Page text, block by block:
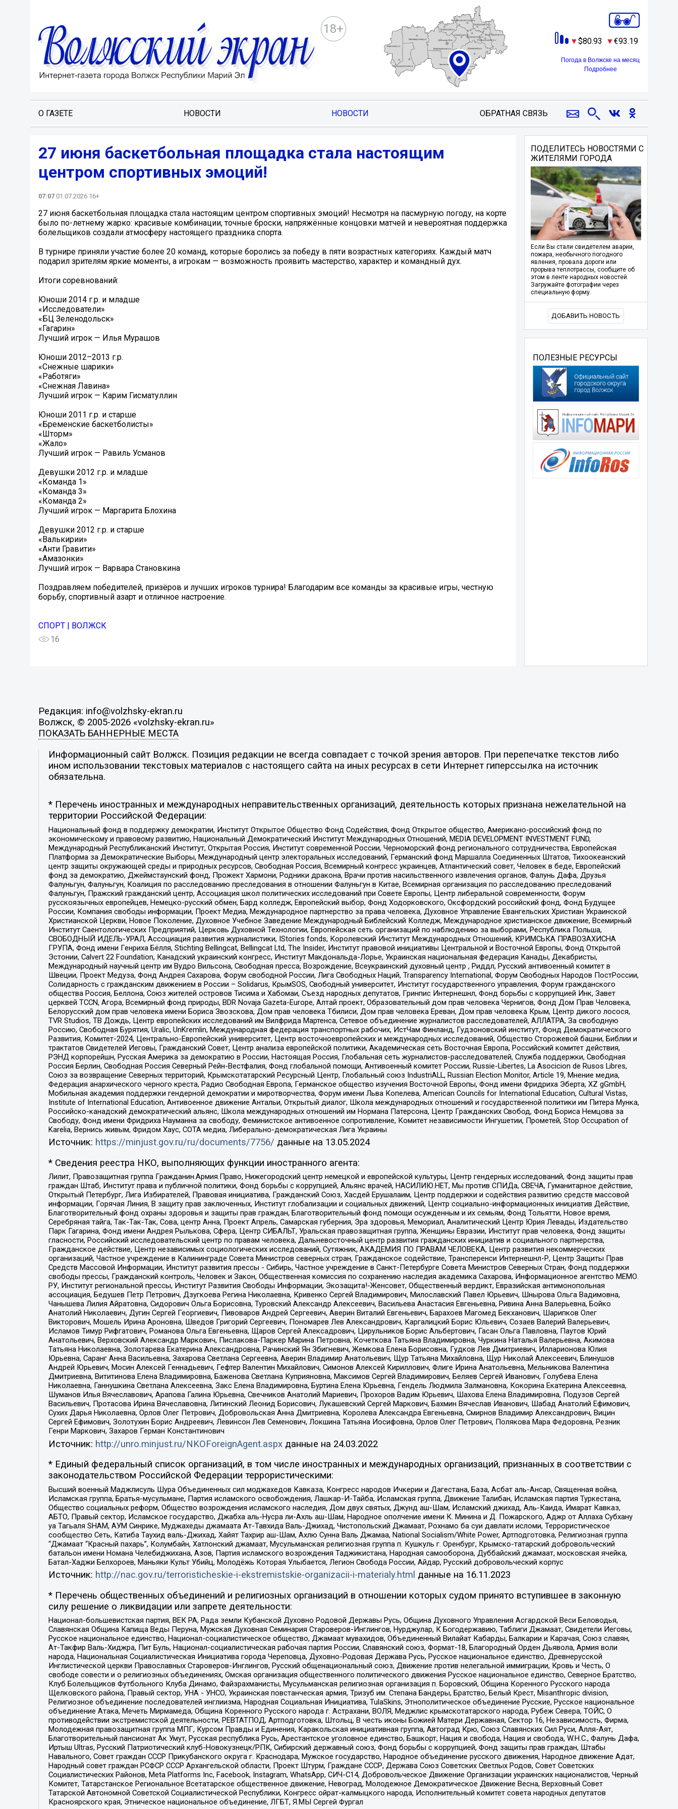
18+
80.93 93.19
Погода в Волжске на месяц
Подробнее
О ГАЗЕТЕ НОВОСТИ НОВОСТИ ОБРАТНАЯ СВЯЗЬ
27 июня баскетбольная площадка стала настоящим
центром спортивных эмоций!
07:07 01.07.2026 16+
27 июня баскетбольная площадка стала настоящим центром спортивных эмоций! Несмотря на пасмурную погоду, на корте
было по-летнему жарко: красивые комбинации, точные броски, напряжённые концовки матчей и невероятная поддержка
болельщиков создали атмосферу настоящего праздника спорта.
В турнире приняли участие более 20 команд, которые боролись за победу в пяти возрастных категориях. Каждый матч
подарил зрителям яркие моменты, а игрокам — возможность проявить мастерство, характер и командный дух.
Итоги соревнований:
Юноши 2014 г.р. и младше
«Исследователи»
«БЦ Зеленодольск»
«Гагарин»
Лучший игрок — Илья Мурашов
Юноши 2012–2013 г.р.
«Снежные шарики»
«Работяги»
«Снежная Лавина»
Лучший игрок — Карим Гисматуллин
Юноши 2011 г.р. и старше
«Бременские баскетболисты»
«Шторм»
«Жало»
Лучший игрок — Равиль Усманов
Девушки 2012 г.р. и младше
«Команда 1»
«Команда 3»
«Команда 2»
Лучший игрок — Маргарита Блохина
Девушки 2012 г.р. и старше
«Валькирии»
«Анти Гравити»
«Амазонки»
Лучший игрок — Варвара Становкина
Поздравляем победителей, призёров и лучших игроков турнира! Благодарим все команды за красивые игры, честную
борьбу, спортивный азарт и отличное настроение.
СПОРТ | ВОЛЖСК
16
ПОДЕЛИТЕСЬ НОВОСТЯМИ С
ЖИТЕЛЯМИ ГОРОДА
Если Вы стали свидетелем аварии,
пожара, необычного погодного
явления, провала дороги или
прорыва теплотрассы, сообщите об
этом в ленте народных новостей.
Загружайте фотографии через
специальную форму.
ДОБАВИТЬ НОВОСТЬ
ПОЛЕЗНЫЕ РЕСУРСЫ
Редакция: info@volzhsky-ekran.ru
Волжск, © 2005-2026 «volzhsky-ekran.ru»
ПОКАЗАТЬ БАННЕРНЫЕ МЕСТА
Информационный сайт Волжск. Позиция редакции не всегда совпадает с точкой зрения авторов. При перепечатке текстов либо
ином использовании текстовых материалов с настоящего сайта на иных ресурсах в сети Интернет гиперссылка на источник
обязательна.
* Перечень иностранных и международных неправительственных организаций, деятельность которых признана нежелательной на
территории Российской Федерации:
Национальный фонд в поддержку демократии, Институт Открытое Общество Фонд Содействия, Фонд Открытое общество, Американо-российский фонд по
экономическому и правовому развитию, Национальный Демократический Институт Международных Отношений, MEDIA DEVELOPMENT INVESTMENT FUND,
Международный Республиканский Институт, Открытая Россия, Институт современной России, Черноморский фонд регионального сотрудничества, Европейская
Платформа за Демократические Выборы, Международный центр электоральных исследований, Германский фонд Маршалла Соединенных Штатов, Тихоокеанский
центр защиты окружающей среды и природных ресурсов, Свободная Россия, Всемирный конгресс украинцев, Атлантический совет, Человек в беде, Европейский
фонд за демократию, Джеймстаунский фонд, Прожект Хармони, Родники дракона, Врачи против насильственного извлечения органов, Фалунь Дафа, Друзья
Фалуньгун, Фалуньгун, Коалиция по расследованию преследования в отношении Фалуньгун в Китае, Всемирная организация по расследованию преследований
Фалуньгун, Пражский гражданский центр, Ассоциация школ политических исследований при Совете Европы, Центр либеральной современности, Форум
русскоязычных европейцев, Немецко-русский обмен, Бард колледж, Европейский выбор, Фонд Ходорковского, Оксфордский российский фонд, Фонд Будущее
России, Компания свободы информации, Проект Медиа, Международное партнерство за права человека, Духовное Управление Евангельских Христиан Украинской
Христианской Церкви, Новое Поколение, Духовное Учебное Заведение Международный Библейский Колледж, Международное христианское движение, Всемирный
Институт Саентологических Предприятий, Церковь Духовной Технологии, Европейская сеть организаций по наблюдению за выборами, Республика Польша,
СВОБОДНЫЙ ИДЕЛЬ-УРАЛ, Ассоциация развития журналистики, IStories fonds, Королевский Институт Международных Отношений, КРИМСЬКА ПРАВОЗАХИСНА
ГРУПА, Фонд имени Генриха Бёлля, Stichting Bellingcat, Bellingcat Ltd, The Insider, Институт правовой инициативы Центральной и Восточной Европы, Фонд Открытой
Эстонии, Calvert 22 Foundation, Канадский украинский конгресс, Институт Макдональда-Лорье, Украинская национальная федерация Канады, Декабристы,
Международный научный центр им Вудро Вильсона, Свободная пресса, Возрождение, Всеукраинский духовный центр , Риддл, Русский антивоенный комитет в
Швеции, Проект Медуза, Фонд Андрея Сахарова, Форум свободной России, Лига Свободных Наций, Transparеncy International, Форум Свободных Народов ПостРоссии,
Солидарность с гражданским движением в России – Solidarus, КрымSOS, Свободный университет, Институт государственного управления, Форум гражданского
общества Россия, Беллона, Союз жителей островов Тисима и Хабомаи, Съезд народных депутатов, Гринпис Интернешнл, Фонд борьбы с коррупцией Инк, Завет
церквей TCCN, Агора, Всемирный фонд природы, BDR Novaja Gazeta-Europe, Алтай проект, Образовательный дом прав человека Чернигов, Фонд Дом Прав Человека,
Белорусский дом прав человека имени Бориса Звозскова, Дом прав человека Тбилиси, Дом прав человека Ереван, Дом прав человека Крым, Центр дикого лосося,
TVR Studios, ТВ Дождь, Центр европейских исследований им Вилфрида Мартенса, Сетевое объединение журналистов расследователей, АЛЛАТРА, За свободную
Россию, Свободная Бурятия, Uralic, UnKremlin, Международная федерация транспортных рабочих, ИстЧам Финланд, Гудзоновский институт, Фонд Демократического
Развития, Комитет-2024, Центрально-Европейский университет, Центр восточноевропейских и международных исследований, Общество Сторожевой башни, Библии и
трактатов Свидетелей Иеговы, Гражданский Совет, Центр анализа европейской политики, Академическая сеть Восточная Европа, Российский комитет действия,
РЭНД корпорейшн, Русская Америка за демократию в России, Настоящая Россия, Глобальная сеть журналистов-расследователей, Служба поддержки, Свободная
Россия Берлин, Свободная Россия Северный Рейн-Вестфалия, Фонд глобальной помощи, Антивоенный комитет России, Russie-Libertes, La Asocicion de Rusos Libres,
Союз за возвращение Северных территорий, Крымскотатарский Ресурсный Центр, Глобальный союз IndustriALL, Russian Election Monitor, Article 19, Мнение медиа,
Федерация анархического черного креста, Радио Свободная Европа, Германское общество изучения Восточной Европы, Фонд имени Фридриха Эберта, XZ gGmbH,
Мобильная академия поддержки гендерной демократии и миротворчества, Форум имени Льва Копелева, American Councils for International Education, Cultural Vistas,
Institute of International Education, Антивоенное движение Антальи, Открытый диалог, Школа международных отношений и государственной политики им Питера Мунка,
Российско-канадский демократический альянс, Школа международных отношений им Нормана Патерсона, Центр Гражданских Свобод, Фонд Бориса Немцова за
Свободу, Фонд имени Фридриха Науманна за свободу, Феминистское антивоенное сопротивление, Комитет независимости Ингушетии, Прометей, Stop Occupation of
Karelia, Вернись живым, Фридом Хаус, СОТА медиа, Либерально-демократическая Лига Украины
Источник: https://minjust.gov.ru/ru/documents/7756/ данные на 13.05.2024
* Сведения реестра НКО, выполняющих функции иностранного агента:
Лилит, Правозащитная группа Гражданин.Армия.Право, Нижегородский центр немецкой и европейской культуры, Центр гендерных исследований, Фонд защиты прав
граждан Штаб, Институт права и публичной политики, Фонд борьбы с коррупцией, Альянс врачей, НАСИЛИЮ.НЕТ, Мы против СПИДа, СВЕЧА, Гуманитарное действие,
Открытый Петербург, Лига Избирателей, Правовая инициатива, Гражданский Союз, Хасдей Ерушалаим, Центр поддержки и содействия развитию средств массовой
информации, Горячая Линия, В защиту прав заключенных, Институт глобализации и социальных движений, Центр социально-информационных инициатив Действие,
Благотворительный фонд охраны здоровья и защиты прав граждан, Благотворительный фонд помощи осужденным и их семьям, Фонд Тольятти, Новое время,
Серебряная тайга, Так-Так-Так, Сова, центр Анна, Проект Апрель, Самарская губерния, Эра здоровья, Мемориал, Аналитический Центр Юрия Левады, Издательство
Парк Гагарина, Фонд имени Андрея Рылькова, Сфера, Центр СИБАЛЬТ, Уральская правозащитная группа, Женщины Евразии, Институт прав человека, Фонд защиты
гласности, Российский исследовательский центр по правам человека, Дальневосточный центр развития гражданских инициатив и социального партнерства,
Гражданское действие, Центр независимых социологических исследований, Сутяжник, АКАДЕМИЯ ПО ПРАВАМ ЧЕЛОВЕКА, Центр развития некоммерческих
организаций, Частное учреждение в Калининграде Совета Министров северных стран, Гражданское содействие, Трансперенси Интернешнл-Р, Центр Защиты Прав
Средств Массовой Информации, Институт развития прессы - Сибирь, Частное учреждение в Санкт-Петербурге Совета Министров Северных Стран, Фонд поддержки
свободы прессы, Гражданский контроль, Человек и Закон, Общественная комиссия по сохранению наследия академика Сахарова, Информационное агентство МЕМО.
РУ, Институт региональной прессы, Институт Развития Свободы Информации, Экозащита!-Женсовет, Общественный вердикт, Евразийская антимонопольная
ассоциация, Бедушев Петр Петрович, Дзугкоева Регина Николаевна, Кривенко Сергей Владимирович, Милославский Павел Юрьевич, Шнырова Ольга Вадимовна,
Чанышева Лилия Айратовна, Сидорович Ольга Борисовна, Туровский Александр Алексеевич, Васильева Анастасия Евгеньевна, Ривина Анна Валерьевна, Бойко
Анатолий Николаевич, Дугин Сергей Георгиевич, Пивоваров Андрей Сергеевич, Аверин Виталий Евгеньевич, Барахоев Магомед Бекханович, Шарипков Олег
Викторович, Мошель Ирина Ароновна, Шведов Григорий Сергеевич, Пономарев Лев Александрович, Каргалицкий Борис Юльевич, Созаев Валерий Валерьевич,
Исламов Тимур Рифгатович, Романова Ольга Евгеньевна, Щаров Сергей Алексадрович, Цирульников Борис Альбертович, Гасан Ольга Павловна, Паутов Юрий
Анатольевич, Верховский Александр Маркович, Пислакова-Паркер Марина Петровна, Кочеткова Татьяна Владимировна, Чуркина Наталья Валерьевна, Акимова
Татьяна Николаевна, Золотарева Екатерина Александровна, Рачинский Ян Збигневич, Жемкова Елена Борисовна, Гудков Лев Дмитриевич, Илларионова Юлия
Юрьевна, Саранг Анна Васильевна, Захарова Светлана Сергеевна, Аверин Владимир Анатольевич, Щур Татьяна Михайловна, Щур Николай Алексеевич, Блинушов
Андрей Юрьевич, Мосин Алексей Геннадьевич, Гефтер Валентин Михайлович, Симонов Алексей Кириллович, Флиге Ирина Анатольевна, Мельникова Валентина
Дмитриевна, Вититинова Елена Владимировна, Баженова Светлана Куприяновна, Максимов Сергей Владимирович, Беляев Сергей Иванович, Голубева Елена
Николаевна, Ганнушкина Светлана Алексеевна, Закс Елена Владимировна, Буртина Елена Юрьевна, Гендель Людмила Залмановна, Кокорина Екатерина Алексеевна,
Шуманов Илья Вячеславович, Арапова Галина Юрьевна, Свечников Анатолий Мариевич, Прохоров Вадим Юрьевич, Шахова Елена Владимировна, Подузов Сергей
Васильевич, Протасова Ирина Вячеславовна, Литинский Леонид Борисович, Лукашевский Сергей Маркович, Бахмин Вячеслав Иванович, Шабад Анатолий Ефимович,
Сухих Дарья Николаевна, Орлов Олег Петрович, Добровольская Анна Дмитриевна, Королева Александра Евгеньевна, Смирнов Владимир Александрович, Вицин
Сергей Ефимович, Золотухин Борис Андреевич, Левинсон Лев Семенович, Локшина Татьяна Иосифовна, Орлов Олег Петрович, Полякова Мара Федоровна, Резник
Генри Маркович, Захаров Герман Константинович
Источник: http://unro.minjust.ru/NKOForeignAgent.aspxданные на 24.03.2022
* Единый федеральный список организаций, в том числе иностранных и международных организаций, признанных в соответствии с
законодательством Российской Федерации террористическими:
Высший военный Маджлисуль Шура Объединенных сил моджахедов Кавказа, Конгресс народов Ичкерии и Дагестана, База, Асбат аль-Ансар, Священная война,
Исламская группа, Братья-мусульмане, Партия исламского освобождения, Лашкар-И-Тайба, Исламская группа, Движение Талибан, Исламская партия Туркестана,
Общество социальных реформ, Общество возрождения исламского наследия, Дом двух святых, Джунд аш-Шам, Исламский джихад, Аль-Каида, Имарат Кавказ,
АБТО, Правый сектор, Исламское государство, Джабха аль-Нусра ли-Ахль аш-Шам, Народное ополчение имени К. Минина и Д. Пожарского, Аджр от Аллаха Субхану
уа Тагьаля SHAM, АУМ Синрике, Муджахеды джамаата Ат-Тавхида Валь-Джихад, Чистопольский Джамаат, Рохнамо ба суи давлати исломи, Террористическое
сообщество Сеть, Катиба Таухид валь-Джихад, Хайят Тахрир аш-Шам, Ахлю Сунна Валь Джамаа, National Socialism/White Power, Артподготовка, Религиозная группа
“Джамаат “Красный пахарь”, Колумбайн, Хатлонский джамаат, Мусульманская религиозная группа п. Кушкуль г. Оренбург, Крымско-татарский добровольческий
батальон имени Номана Челебиджихана, Азов, Партия исламского возрождения Таджикистана, Народная самооборона, Дуббайский джамаат, московская ячейка,
Батал-Хаджи Белхороев, Маньяки Культ Убийц, Молодёжь Которая Улыбается, Легион Свобода России, Айдар, Русский добровольческий корпус
Источник: http://nac.gov.ru/terroristicheskie-i-ekstremistskie-organizacii-i-materialy.html данные на 16.11.2023
* Перечень общественных объединений и религиозных организаций в отношении которых судом принято вступившее в законную
силу решение о ликвидации или запрете деятельности:
Национал-большевистская партия, ВЕК РА, Рада земли Кубанской Духовно Родовой Державы Русь, Община Духовного Управления Асгардской Веси Беловодья,
Славянская Община Капища Веды Перуна, Мужская Духовная Семинария Староверов-Инглингов, Нурджулар, К Богодержавию, Таблиги Джамаат, Свидетели Иеговы,
Русское национальное единство, Национал-социалистическое общество, Джамаат мувахидов, Объединенный Вилайат Кабарды, Балкарии и Карачая, Союз славян,
Ат-Такфир Валь-Хиджра, Пит Буль, Национал-социалистическая рабочая партия России, Славянский союз, Формат-18, Благородный Орден Дьявола, Армия воли
народа, Национальная Социалистическая Инициатива города Череповца, Духовно-Родовая Держава Русь, Русское национальное единство, Древнерусской
Инглистической церкви Православных Староверов-Инглингов, Русский общенациональный союз, Движение против нелегальной иммиграции, Кровь и Честь, О
свободе совести и о религиозных объединениях, Омская организация общественного политического движения Русское национальное единство, Северное Братство,
Клуб Болельщиков Футбольного Клуба Динамо, Файзрахманисты, Мусульманская религиозная организация п. Боровский, Община Коренного Русского народа
Щелковского района, Правый сектор, УНА - УНСО, Украинская повстанческая армия, Тризуб им. Степана Бандеры, Братство, Белый Крест, Misanthropic division,
Религиозное объединение последователей инглиизма, Народная Социальная Инициатива, TulaSkins, Этнополитическое объединение Русские, Русское национальное
объединение Атака, Мечеть Мирмамеда, Община Коренного Русского народа г. Астрахани, ВОЛЯ, Меджлис крымскотатарского народа, Рубеж Севера, ТОЙС, О
противодействии экстремистской деятельности, РЕВТАТПОД, Артподготовка, Штольц, В честь иконы Божией Матери Державная, Сектор 16, Независимость, Фирма,
Молодежная правозащитная группа МПГ, Курсом Правды и Единения, Каракольская инициативная группа, Автоград Крю, Союз Славянских Сил Руси, Алля-Аят,
Благотворительный пансионат Ак Умут, Русская республика Русь, Арестантское уголовное единство, Башкорт, Нация и свобода, Нация и свобода, W.H.С., Фалунь Дафа,
Иртыш Ultras, Русский Патриотический клуб-Новокузнецк/РПК, Сибирский державный союз, Фонд борьбы с коррупцией, Фонд защиты прав граждан, Штабы
Навального, Совет граждан СССР Прикубанского округа г. Краснодара, Мужское государство, Народное объединение русского движения, Народное движение Адат,
Народный совет граждан РСФСР СССР Архангельской области, Проект Штурм, Граждане СССР, Держава Союз Советских Светлых Родов, Совет Советских
Социалистических Районов, Meta Platforms Inc, Facebook, Instagram, WhatsApp, СИЧ-С14, Добровольческое Движение Организации украинских националистов, Черный
Комитет, Татарстанское Региональное Всетатарское общественное движение, Невоград, Молодежное Демократическое Движение Весна, Верховный Совет
Татарской Автономной Советской Социалистической Республики, Конгресс ойрат-калмыцкого народа, Исполнительный комитет совета народных депутатов
Красноярского края, Этническое национальное объединение, ЛГБТ, Я.МЫ Сергей Фургал